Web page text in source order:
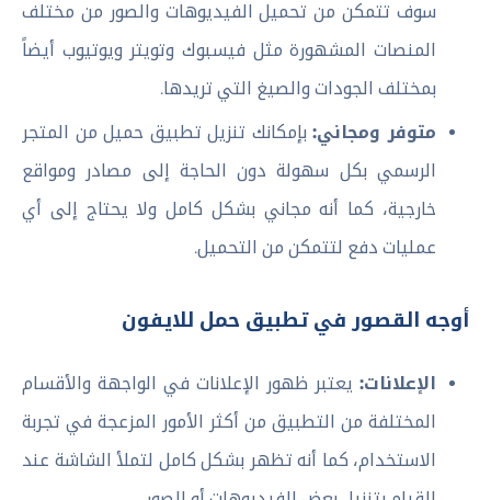
سوف تتمكن من تحميل الفيديوهات والصور من مختلف
المنصات المشهورة مثل فيسبوك وتويتر ويوتيوب أيضاً
بمختلف الجودات والصيغ التي تريدها.
متوفر ومجاني:بإمكانك تنزيل تطبيق حميل من المتجر
الرسمي بكل سهولة دون الحاجة إلى مصادر ومواقع
خارجية، كما أنه مجاني بشكل كامل ولا يحتاج إلى أي
عمليات دفع لتتمكن من التحميل.
أوجه القصور في تطبيق حمل للايفون
الإعلانات: يعتبر ظهور الإعلانات في الواجهة والأقسام
المختلفة من التطبيق من أكثر الأمور المزعجة في تجربة
الاستخدام، كما أنه تظهر بشكل كامل لتملأ الشاشة عند